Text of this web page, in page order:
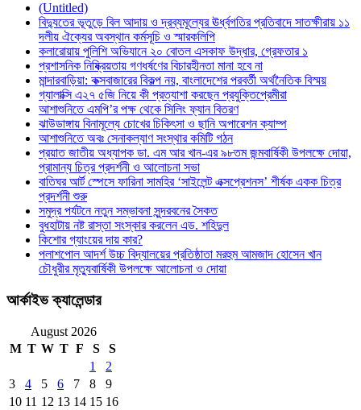
(Untitled)
বিদ্যুতের ভূতুড়ে বিল আদায় ও দ্রব্যমূল্যের ঊর্ধ্বগতির প্রতিবাদে সাতক্ষীরায় ১১
দলীয় ঐক্যের অবস্থান কর্মসূচি ও স্মারকলিপি
কলারোয়ায় পুলিশি অভিযানে ২০ বোতল এসকাফ উদ্ধার, গ্রেফতার ১
প্রশাসনিক নিষ্ক্রিয়তায় গণধর্ষণের বিচারহীনতা মানা হবে না
মান্দারবাড়িয়া: কক্সবাজারের বিকল্প নয়, বাংলাদেশের পরবর্তী অর্থনৈতিক বিস্ময়
গ্যালাক্সি এ২৭ ৫জি নিয়ে কী প্রত্যাশা করছেন প্রযুক্তিপ্রেমীরা
আশাশুনিতে এমপি’র পক্ষ থেকে সিলিং ফ্যান বিতরণ
ঝাউডাঙ্গায় বিনামূল্যে চোখের চিকিৎসা ও ছানি অপারেশন ক্যাম্প
আশাশুনিতে অবঃ সেনাকল্যাণ সংস্থার কমিটি গঠন
প্রয়াত জাতীয় অধ্যাপক ডা. এম আর খান-এর ৯৮তম জন্মবার্ষিকী উপলক্ষে দোয়া,
প্রামান্য চিত্র প্রদর্শনী ও আলোচনা সভা
বাতিঘর আর্ট স্পেসে ফারিনা সামহির ‘সাইলেন্ট এক্সপ্রেশনস’ শীর্ষক একক চিত্র
প্রদর্শনী শুরু
সমুদ্র পর্যটনে নতুন সম্ভাবনা সুন্দরবনের সৈকত
বুধহাটায় নষ্ট রাস্তা সংস্কার করলেন এড. শহিদুল
কিশোর গ্যাংয়ের দায় কার?
পলাশপোল আদর্শ উচ্চ বিদ্যালয়ের প্রতিষ্ঠাতা মরহুম আমজাদ হোসেন খান
চৌধুরীর মৃত্যুবার্ষিকী উপলক্ষে আলোচনা ও দোয়া
আর্কাইভ ক্যালেন্ডার
August 2026
M T W T F S
S
1
2
3
4 5 6 7 8
9
10 11 12 13 14 15 16